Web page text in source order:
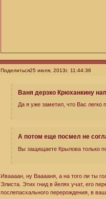
Поделиться25 июля, 2013г. 11:44:36
Ваня дерзко Крюханкину
Да я уже заметил, что Вас легко
А потом еще посмел не
Вы защищаете Крылова только
Иваааан, ну Вааааня, а на того ли ты
Элиста. Этих гнид в йелях учат, его
послепасхального перерождения, в